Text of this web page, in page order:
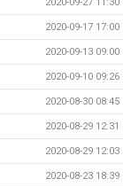
2020-09-17 17:00
2020-09-13 09:00
2020-09-10 09:26
2020-08-30 08:45
2020-08-29 12:31
2020-08-29 12:03
2020-08-23 18:39